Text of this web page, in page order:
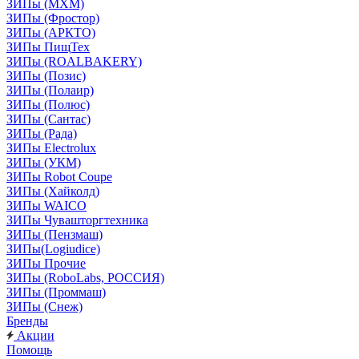
ЗИПы (МХМ)
ЗИПы (Фростор)
ЗИПы (АРКТО)
ЗИПы ПищТех
ЗИПы (ROALBAKERY)
ЗИПы (Позис)
ЗИПы (Полаир)
ЗИПы (Полюс)
ЗИПы (Сантас)
ЗИПы (Рада)
ЗИПы Electrolux
ЗИПы (УКМ)
ЗИПы Robot Coupe
ЗИПы (Хайколд)
ЗИПы WAICO
ЗИПы Чувашторгтехника
ЗИПы (Пензмаш)
ЗИПы(Logiudice)
ЗИПы Прочие
ЗИПы (RoboLabs, РОССИЯ)
ЗИПы (Проммаш)
ЗИПы (Снеж)
Бренды
Акции
Помощь